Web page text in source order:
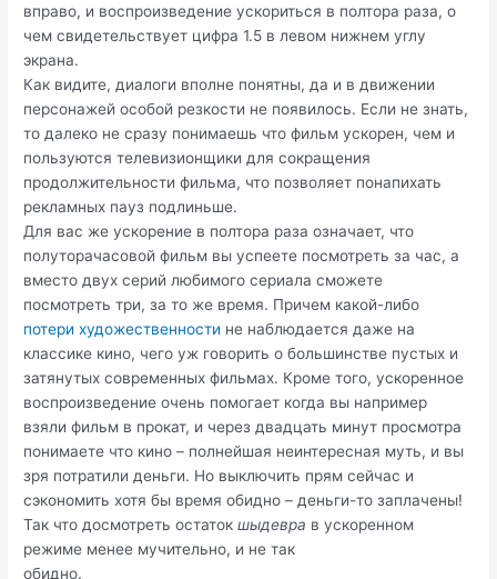
вправо, и воспроизведение ускориться в полтора раза, о
чем свидетельствует цифра 1.5 в левом нижнем углу
экрана.
Как видите, диалоги вполне понятны, да и в движении
персонажей особой резкости не появилось. Если не знать,
то далеко не сразу понимаешь что фильм ускорен, чем и
пользуются телевизионщики для сокращения
продолжительности фильма, что позволяет понапихать
рекламных пауз подлиньше.
Для вас же ускорение в полтора раза означает, что
полуторачасовой фильм вы успеете посмотреть за час, а
вместо двух серий любимого сериала сможете
посмотреть три, за то же время. Причем какой-либо
потери художественности не наблюдается даже на
классике кино, чего уж говорить о большинстве пустых и
затянутых современных фильмах. Кроме того, ускоренное
воспроизведение очень помогает когда вы например
взяли фильм в прокат, и через двадцать минут просмотра
понимаете что кино – полнейшая неинтересная муть, и вы
зря потратили деньги. Но выключить прям сейчас и
сэкономить хотя бы время обидно – деньги-то заплачены!
Так что досмотреть остатокшыдевра в ускоренном
режиме менее мучительно, и не так
обидно.